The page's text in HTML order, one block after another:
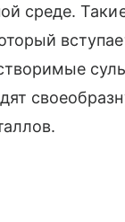
среде.